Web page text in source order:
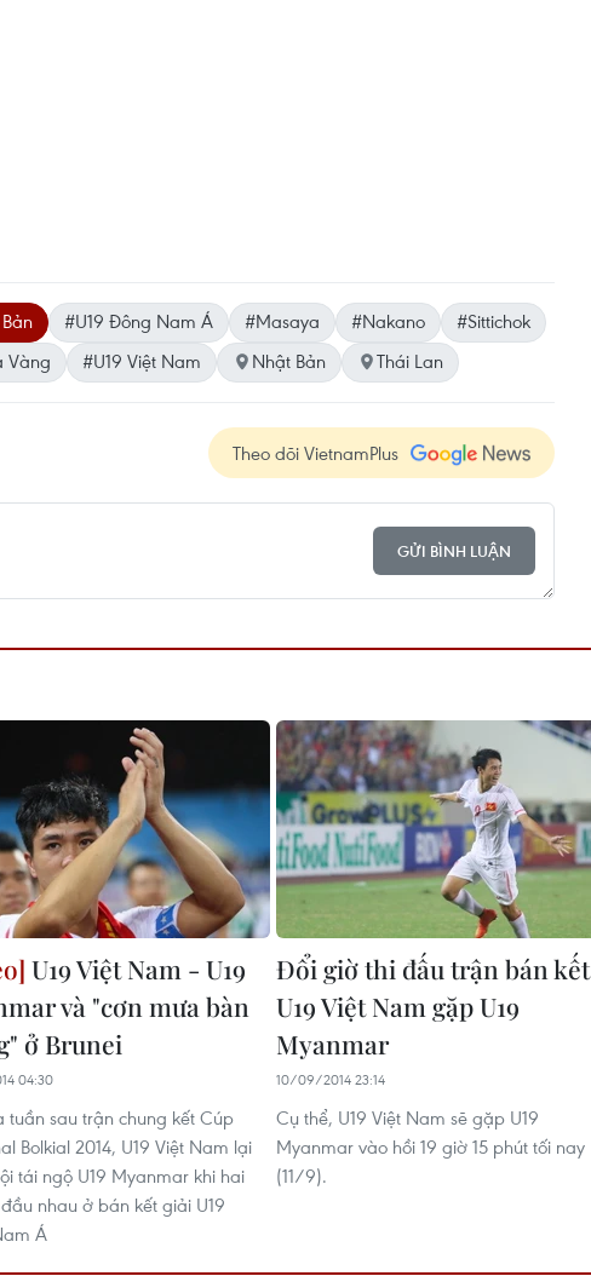
#U19 Đông Nam Á #Masaya #Nakano
#Sittichok
Vàng #U19 Việt Nam Nhật Bản Thái Lan
Theo dõi VietnamPlus
GỬI BÌNH LUẬN
U19 Việt Nam - U19
và "cơn mưa bàn
ở Brunei
04:30
tuần sau trận chung kết Cúp
Bolkial 2014, U19 Việt Nam lại
tái ngộ U19 Myanmar khi hai
nhau ở bán kết giải U19
Á
Đổi giờ thi đấu trận bán kết
U19 Việt Nam gặp U19
Myanmar
10/09/2014 23:14
Cụ thể, U19 Việt Nam sẽ gặp U19
Myanmar vào hồi 19 giờ 15 phút tối nay
(11/9).